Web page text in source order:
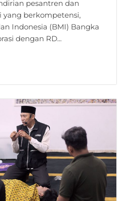
pesantren dan
yang berkompetensi,
Indonesia (BMI) Bangka
dengan RD...